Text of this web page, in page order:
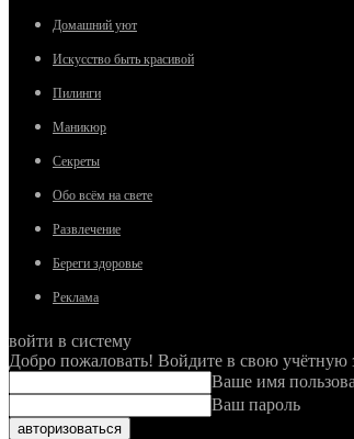
Домашний уют
Искусство быть красивой
Пилинги
Маникюр
Секреты
Обо всём на свете
Развлечение
Береги здоровье
Реклама
войти в систему
Добро пожаловать! Войдите в свою учётную
Ваше имя
Ваш пароль